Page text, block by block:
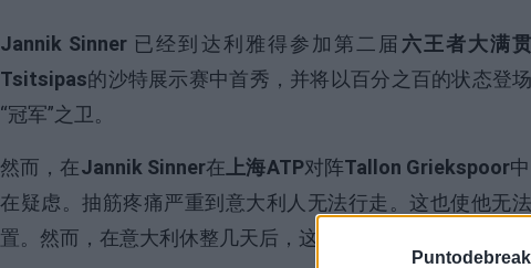
Jannik Sinner 已经到达利雅得参加第二届 六王者大满贯
Tsitsipas的沙特展示赛中首秀，并将以百分之百的状态登
“冠军”之卫。
然而，在Jannik Sinner在上海ATP对阵Tallon Griekspoor
在疑虑。抽筋疼痛严重到意大利人无法行走。这也使他无
置。然而，在意大利休整几天后，这位23岁的年轻人已经准